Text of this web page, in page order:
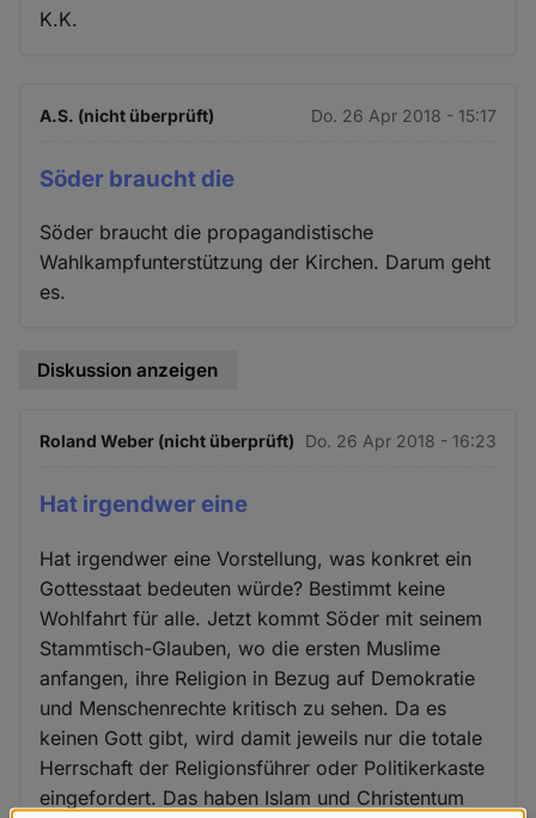
K.K.
A.S. (nicht überprüft) Do. 26 Apr 2018 - 15:17
Söder braucht die
Söder braucht die propagandistische
Wahlkampfunterstützung der Kirchen. Darum geht
es.
Diskussion anzeigen
Roland Weber (nicht überprüft) Do. 26 Apr 2018 - 16:23
Hat irgendwer eine
Hat irgendwer eine Vorstellung, was konkret ein
Gottesstaat bedeuten würde? Bestimmt keine
Wohlfahrt für alle. Jetzt kommt Söder mit seinem
Stammtisch-Glauben, wo die ersten Muslime
anfangen, ihre Religion in Bezug auf Demokratie
und Menschenrechte kritisch zu sehen. Da es
keinen Gott gibt, wird damit jeweils nur die totale
Herrschaft der Religionsführer oder Politikerkaste
eingefordert. Das haben Islam und Christentum